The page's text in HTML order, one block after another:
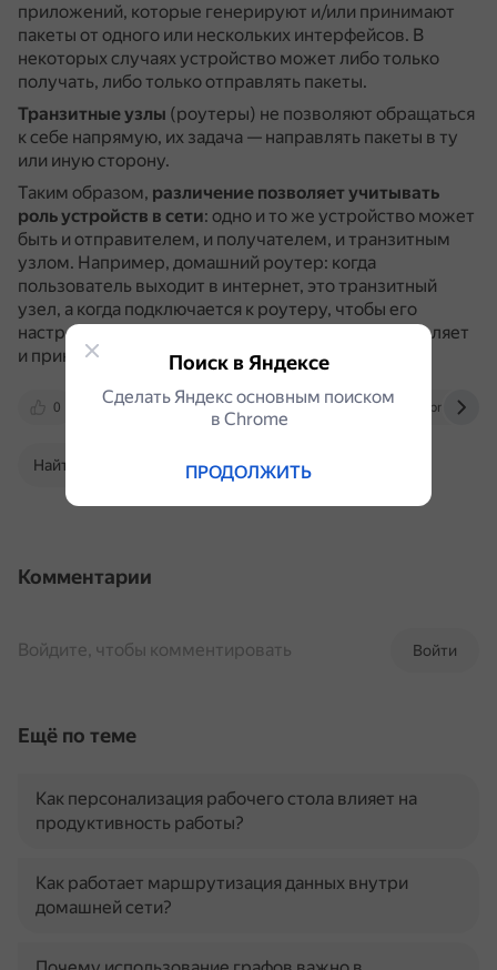
приложений, которые генерируют и/или принимают
пакеты от одного или нескольких интерфейсов. В
некоторых случаях устройство может либо только
получать, либо только отправлять пакеты.
Транзитные узлы (роутеры) не позволяют обращаться
к себе напрямую, их задача — направлять пакеты в ту
или иную сторону.
Таким образом, различение позволяет учитывать
роль устройств в сети: одно и то же устройство может
быть и отправителем, и получателем, и транзитным
узлом. Например, домашний роутер: когда
пользователь выходит в интернет, это транзитный
узел, а когда подключается к роутеру, чтобы его
настроить, он становится хостом, который отправляет
и принимает пакеты.
0 wiki.merionet.ru pikabu.ru pnu.edu.ru
Найти в Поиске
Комментарии
Войти
Войдите, чтобы комментировать
Ещё по теме
Как персонализация рабочего стола влияет на
продуктивность работы?
Как работает маршрутизация данных внутри
домашней сети?
Поиск в Яндексе
Сделать Яндекс основным поиском
в Сhrome
ПРОДОЛЖИТЬ